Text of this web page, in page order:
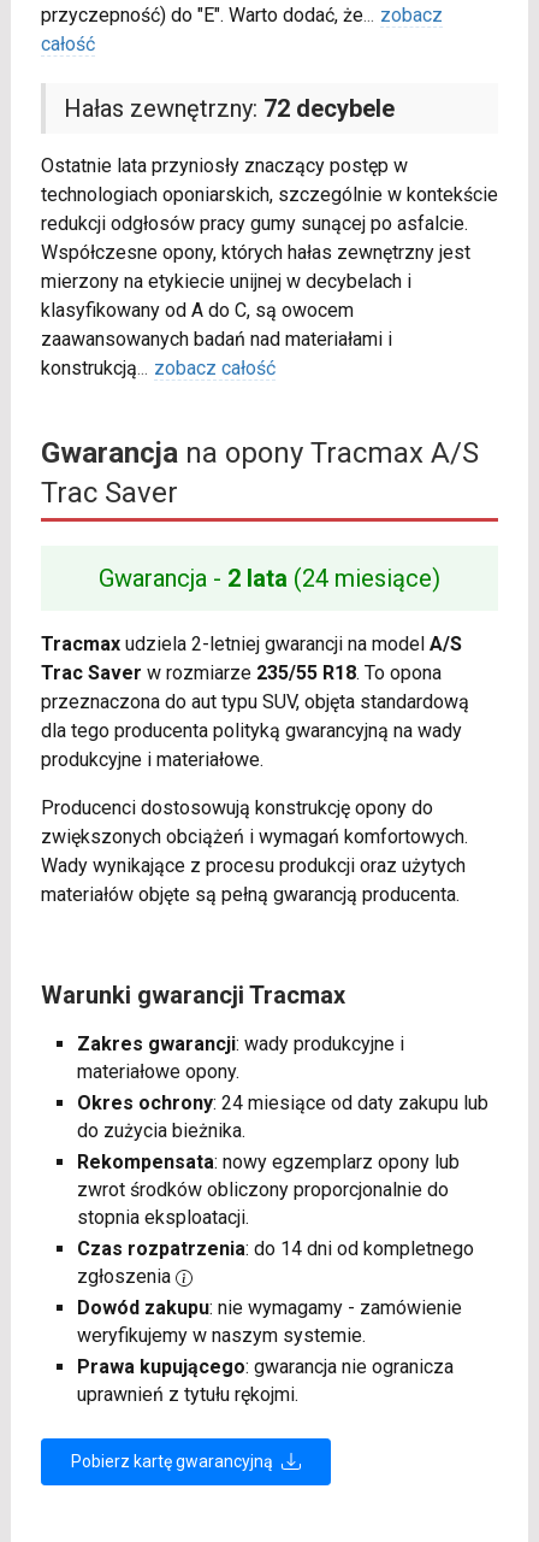
przyczepność) do "E". Warto dodać, że... zobacz
całość
Hałas zewnętrzny: 72 decybele
Ostatnie lata przyniosły znaczący postęp w
technologiach oponiarskich, szczególnie w kontekście
redukcji odgłosów pracy gumy sunącej po asfalcie.
Współczesne opony, których hałas zewnętrzny jest
mierzony na etykiecie unijnej w decybelach i
klasyfikowany od A do C, są owocem
zaawansowanych badań nad materiałami i
konstrukcją... zobacz całość
Gwarancjana opony Tracmax A/S
Trac Saver
Gwarancja - 2 lata (24 miesiące)
Tracmaxudziela 2-letniej gwarancji na model A/S
Trac Saver w rozmiarze 235/55 R18. To opona
przeznaczona do aut typu SUV, objęta standardową
dla tego producenta polityką gwarancyjną na wady
produkcyjne i materiałowe.
Producenci dostosowują konstrukcję opony do
zwiększonych obciążeń i wymagań komfortowych.
Wady wynikające z procesu produkcji oraz użytych
materiałów objęte są pełną gwarancją producenta.
Warunki gwarancji Tracmax
Zakres gwarancji: wady produkcyjne i
materiałowe opony.
Okres ochrony: 24 miesiące od daty zakupu lub
do zużycia bieżnika.
Rekompensata: nowy egzemplarz opony lub
zwrot środków obliczony proporcjonalnie do
stopnia eksploatacji.
Czas rozpatrzenia: do 14 dni od kompletnego
zgłoszenia
Dowód zakupu: nie wymagamy - zamówienie
weryfikujemy w naszym systemie.
Prawa kupującego: gwarancja nie ogranicza
uprawnień z tytułu rękojmi.
Pobierz kartę gwarancyjną